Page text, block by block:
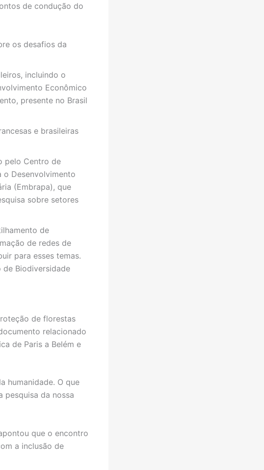
de condução do
os desafios da
incluindo o
Econômico
presente no Brasil
e brasileiras
pelo Centro de
o Desenvolvimento
(Embrapa), que
sobre setores
de
de redes de
para esses temas.
de Biodiversidade
de florestas
relacionado
de Paris a Belém e
humanidade. O que
pesquisa da nossa
que o encontro
a inclusão de